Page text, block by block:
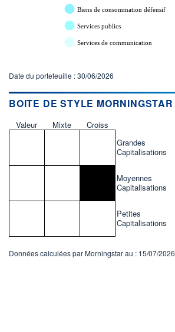
Biens de consommation défensif
Services publics
Services de communication
Date du portefeuille : 30/06/2026
BOITE DE STYLE MORNINGSTAR
Valeur Mixte
Croiss
Grandes
Capitalisations
Moyennes
Capitalisations
Petites
Capitalisations
Données calculées par Morningstar au : 15/07/2026